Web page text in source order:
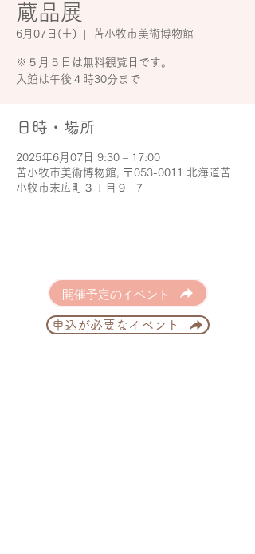
蔵品展
6月07日(土) 苫小牧市美術博物館
※５月５日は無料観覧日です。
入館は午後４時30分まで
日時・場所
2025年6月07日 9:30 – 17:00
苫小牧市美術博物館, 〒053-0011 北海道苫
小牧市末広町３丁目９−７
開催予定のイベント
申込が必要なイベント